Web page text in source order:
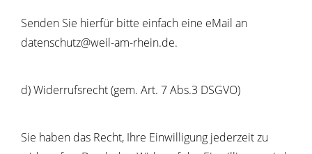
Senden Sie hierfür bitte einfach eine eMail an
datenschutz@weil-am-rhein.de.
d) Widerrufsrecht (gem. Art. 7 Abs.3 DSGVO)
Sie haben das Recht, Ihre Einwilligung jederzeit zu